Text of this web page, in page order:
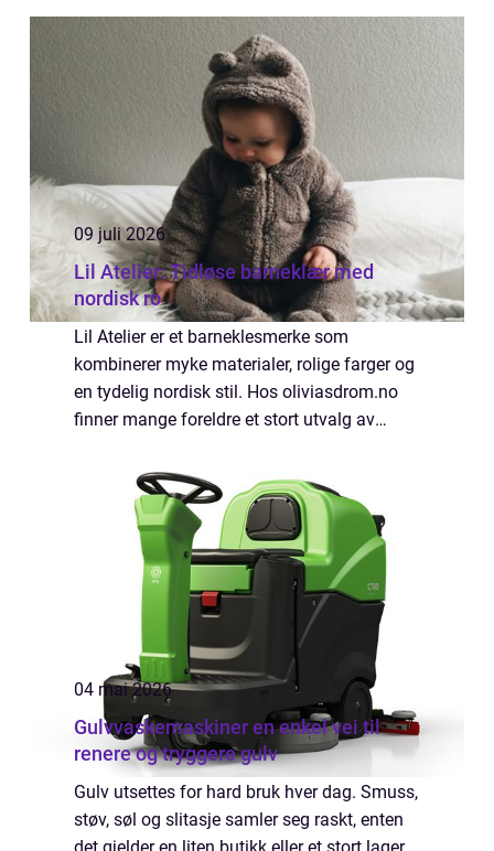
09 juli 2026
Lil Atelier: Tidløse barneklær med
nordisk ro
Lil Atelier er et barneklesmerke som
kombinerer myke materialer, rolige farger og
en tydelig nordisk stil. Hos oliviasdrom.no
finner mange foreldre et stort utvalg av
ser harmoniske ut i hver...
04 mai 2026
Gulvvaskemaskiner en enkel vei til
renere og tryggere gulv
Gulv utsettes for hard bruk hver dag. Smuss,
støv, søl og slitasje samler seg raskt, enten